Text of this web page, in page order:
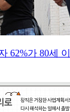
62%가 80세